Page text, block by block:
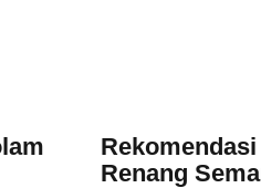
Renang